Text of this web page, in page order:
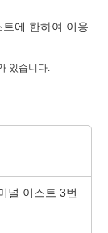
에 한하여 이용
있습니다.
널 이스트 3번